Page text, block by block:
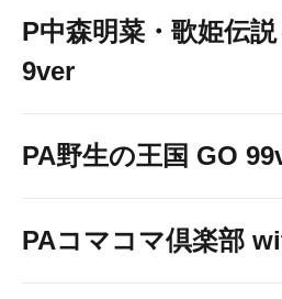
P中森明菜・歌姫伝
9ver
PA野生の王国 GO
PAコマコマ倶楽部